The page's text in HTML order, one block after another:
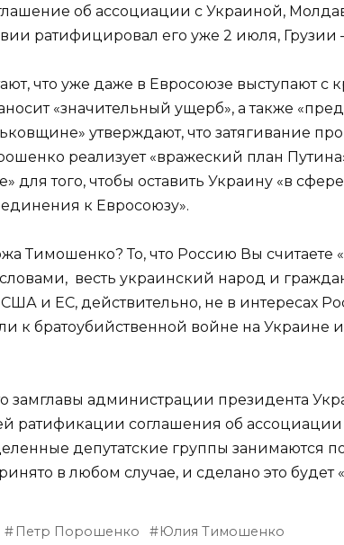
об ассоциации с Украиной,
ратифицировал его уже 2 июля, Грузии
что уже даже в Евросоюзе выступают с
«значительный ущерб», а также
утверждают, что затягивание
реализует «вражеский план
для того, чтобы оставить Украину «в
к Евросоюзу».
Тимошенко? То, что Россию Вы считаете
весть украинский народ и
и ЕС, действительно, не в интересах
к братоубийственной войне на
замглавы администрации президента
ратификации соглашения об
депутатские группы занимаются
в любом случае, и сделано это будет
Петр Порошенко Юлия Тимошенко